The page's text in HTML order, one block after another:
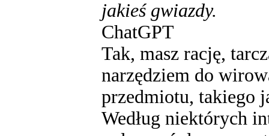
jakieś gwiazdy.
ChatGPT
Tak, masz rację,
narzędziem do
przedmiotu, takiego
Według niektórych